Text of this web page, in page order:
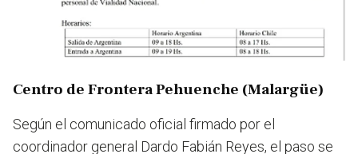
Centro de Frontera Pehuenche (Malargüe)
Según el comunicado oficial firmado por el
coordinador general Dardo Fabián Reyes, el paso se